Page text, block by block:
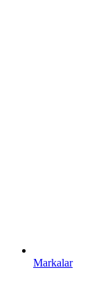
Markalar